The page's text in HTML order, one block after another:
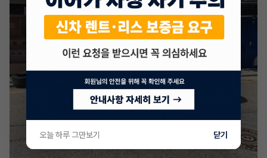
오늘 하루 그만보기 닫기